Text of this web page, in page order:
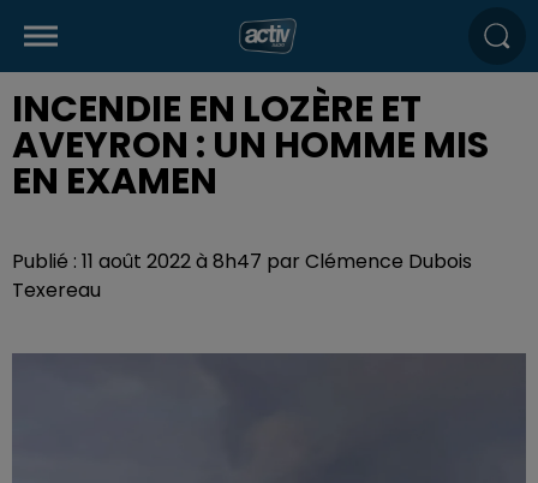
INCENDIE EN LOZÈRE ET
AVEYRON : UN HOMME MIS
EN EXAMEN
Publié : 11 août 2022 à 8h47 par Clémence Dubois
Texereau